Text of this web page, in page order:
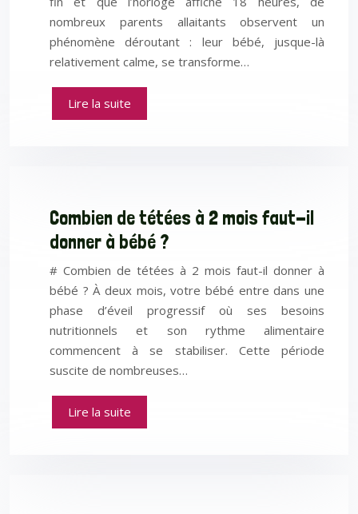
nombreux parents allaitants observent un
phénomène déroutant : leur bébé, jusque-là
relativement calme, se transforme…
Lire la suite
Combien de tétées à 2 mois faut-il
donner à bébé ?
# Combien de tétées à 2 mois faut-il donner à
bébé ? À deux mois, votre bébé entre dans une
phase d’éveil progressif où ses besoins
nutritionnels et son rythme alimentaire
commencent à se stabiliser. Cette période
suscite de nombreuses…
Lire la suite